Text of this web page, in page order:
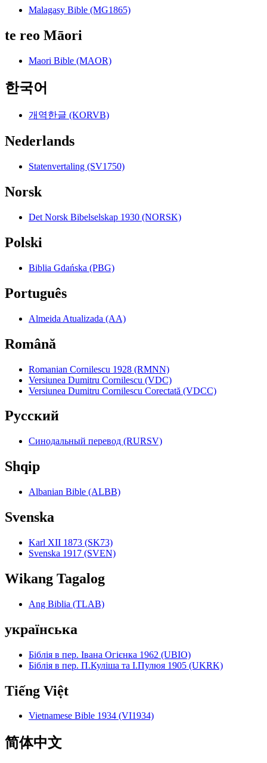
Malagasy Bible (MG1865)
te reo Māori
Maori Bible (MAOR)
한국어
개역한글 (KORVB)
Nederlands
Statenvertaling (SV1750)
Norsk
Det Norsk Bibelselskap 1930 (NORSK)
Polski
Biblia Gdańska (PBG)
Português
Almeida Atualizada (AA)
Română
Romanian Cornilescu 1928 (RMNN)
Versiunea Dumitru Cornilescu (VDC)
Versiunea Dumitru Cornilescu Corectată (VDCC)
Pyccкий
Синодальный перевод (RURSV)
Shqip
Albanian Bible (ALBB)
Svenska
Karl XII 1873 (SK73)
Svenska 1917 (SVEN)
Wikang Tagalog
Ang Biblia (TLAB)
українська
Біблія в пер. Івана Огієнка 1962 (UBIO)
Біблія в пер. П.Куліша та І.Пулюя 1905 (UKRK)
Tiếng Việt
Vietnamese Bible 1934 (VI1934)
简体中文